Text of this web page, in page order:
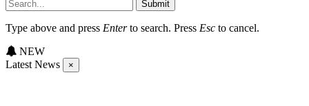
Submit
Type above and press Enterto search. Press Esc to cancel.
NEW
Latest News
×